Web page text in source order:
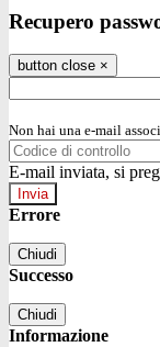
Recupero
button close ×
Non hai una e-mail
E-mail inviata, si
Errore
Chiudi
Successo
Chiudi
Informazione